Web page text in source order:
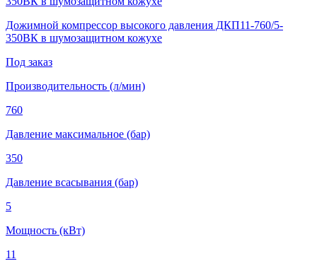
Дожимной компрессор высокого давления ДКП11-760/5-
350ВК в шумозащитном кожухе
Под заказ
Производительность (л/мин)
760
Давление максимальное (бар)
350
Давление всасывания (бар)
5
Мощность (кВт)
11